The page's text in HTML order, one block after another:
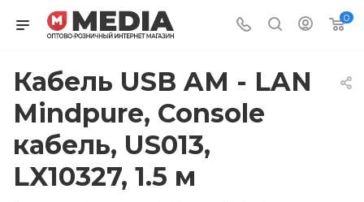
0
Кабель USB AM - LAN
Mindpure, Console
кабель, US013,
LX10327, 1.5 м